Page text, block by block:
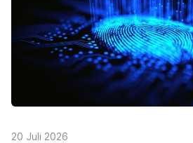
20 Juli 2026